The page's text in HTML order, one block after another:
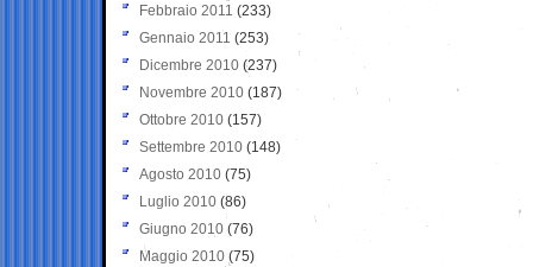
Febbraio 2011 (233)
Gennaio 2011 (253)
Dicembre 2010 (237)
Novembre 2010 (187)
Ottobre 2010 (157)
Settembre 2010 (148)
Agosto 2010 (75)
Luglio 2010 (86)
Giugno 2010 (76)
Maggio 2010 (75)